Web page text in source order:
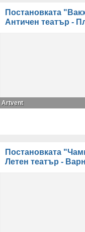
Постановката
Античен театър -
Artvent
Постановката
Летен театър -